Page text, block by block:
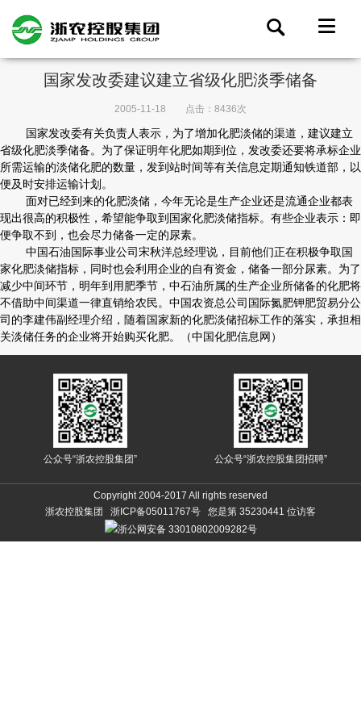
国家发改委建议建立省级化肥淡季储备
2005-11-18 点击：8436次
国家发改委有关负责人表示，为了增加化肥淡储的渠道，建议建立
省级化肥淡季储备。为了保证明年化肥如期到位，发改委还要将承标企业
所需运输的淡储化肥的数量，发到站时间等有关信息定期通知铁道部，以
便及时安排运输计划。
面对已经到来的化肥淡储，今年无论是生产企业还是流通企业都表
现出很高的积极性，希望能争取到国家化肥淡储指标。有些企业表示：即
便争取不到，也会尽力储备一定的尿素。
中国石油国际事业公司宋秋洋总经理说，目前他们正在积极争取国
家化肥淡储指标，同时也会利用企业的自有资金，储备一部分尿素。为了
减少中间环节，明年到用肥季节，中石油所属的生产企业所储备的化肥将
不借助中间渠道一律直销给农民。中国农资总公司国际氮肥钾肥贸易分公
司的李建伟副经理介绍，随着国家新的化肥淡储招标工作的落实，承担相
关淡储任务的企业将开始购买化肥。（中国化肥信息网）
公众号“浙农控股集团” 公众号“浙农控股集团招聘”
Copyright 2004-2017 All rights reserved
浙农控股集团 浙ICP备05011767号 您是第 35230441 位访客
浙公网安备 33010802009282号